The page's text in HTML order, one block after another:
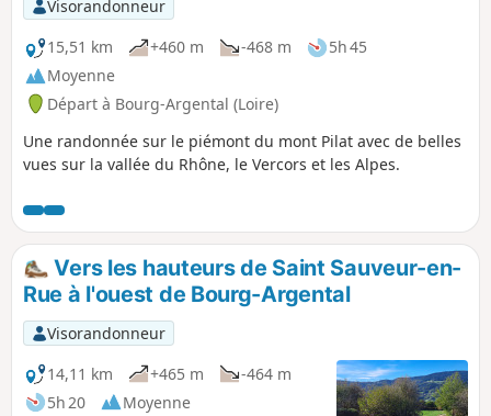
Visorandonneur
15,51 km
+460 m -468 m
5h 45
Moyenne
Départ à Bourg-Argental (Loire)
Une randonnée sur le piémont du mont Pilat avec de belles
vues sur la vallée du Rhône, le Vercors et les Alpes.
Vers les hauteurs de Saint Sauveur-en-
Rue à l'ouest de Bourg-Argental
Visorandonneur
14,11 km
+465 m
-464 m
5h 20
Moyenne